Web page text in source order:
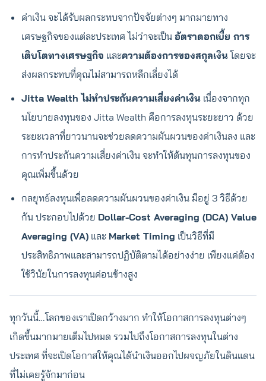
ค่าเงิน จะได้รับผลกระทบจากปัจจัยต่างๆ มากมายทาง
เศรษฐกิจของแต่ละประเทศ ไม่ว่าจะเป็น อัตราดอกเบี้ย การ
เติบโตทางเศรษฐกิจ และความต้องการของสกุลเงินโดยจะ
ส่งผลกระทบที่คุณไม่สามารถหลีกเลี่ยงได้
Jitta Wealth ไม่ทำประกันความเสี่ยงค่าเงิน เนื่องจากทุก
นโยบายลงทุนของ Jitta Wealth คือการลงทุนระยะยาว ด้วย
ระยะเวลาที่ยาวนานจะช่วยลดความผันผวนของค่าเงินลง และ
การทำประกันความเสี่ยงค่าเงิน จะทำให้ต้นทุนการลงทุนของ
คุณเพิ่มขึ้นด้วย
กลยุทธ์ลงทุนเพื่อลดความผันผวนของค่าเงิน มีอยู่ 3 วิธีด้วย
กัน ประกอบไปด้วย Dollar-Cost Averaging (DCA) Value
Averaging (VA) และ Market Timing เป็นวิธีที่มี
ประสิทธิภาพและสามารถปฏิบัติตามได้อย่างง่าย เพียงแค่ต้อง
ใช้วินัยในการลงทุนค่อนข้างสูง
ทุกวันนี้…โลกของเราเปิดกว้างมาก ทำให้โอกาสการลงทุนต่างๆ
เกิดขึ้นมากมายเต็มไปหมด รวมไปถึงโอกาสการลงทุนในต่าง
ประเทศ ที่จะเปิดโอกาสให้คุณได้นำเงินออกไปผจญภัยในดินแดน
ที่ไม่เคยรู้จักมาก่อน